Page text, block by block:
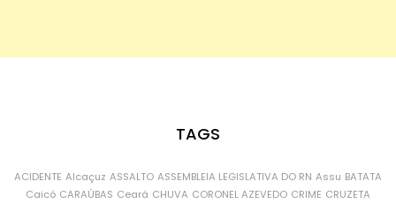
TAGS
ACIDENTE Alcaçuz ASSALTO ASSEMBLEIA LEGISLATIVA DO RN Assu BATATA
Caicó CARAÚBAS Ceará CHUVA CORONEL AZEVEDO CRIME CRUZETA